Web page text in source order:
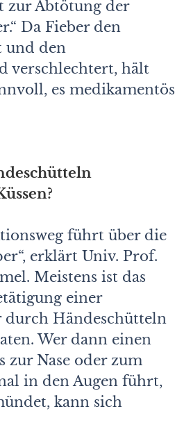
zur Abtötung der
Da Fieber den
und den
verschlechtert, hält
es medikamentös
führt über die
erklärt Univ. Prof.
Meistens ist das
einer
durch Händeschütteln
Wer dann einen
zur Nase oder zum
in den Augen führt,
kann sich